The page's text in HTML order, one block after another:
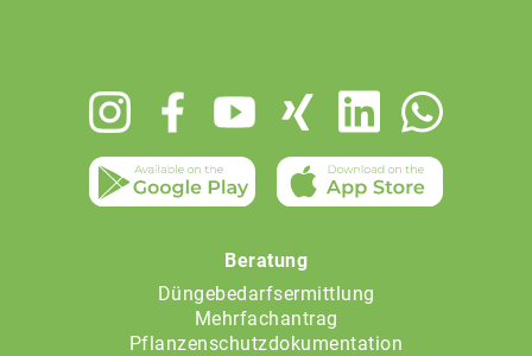
Beratung
Düngebedarfsermittlung
Mehrfachantrag
Pflanzenschutzdokumentation